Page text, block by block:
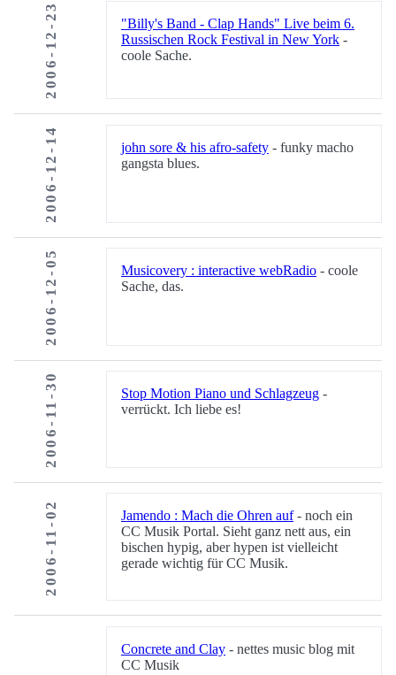
2006-12-23
"Billy's Band - Clap Hands" Live beim 6.
Russischen Rock Festival in New York -
coole Sache.
2006-12-14 john sore & his afro-safety - funky macho
gangsta blues.
2006-12-05 Musicovery : interactive webRadio - coole
Sache, das.
2006-11-30 Stop Motion Piano und Schlagzeug -
verrückt. Ich liebe es!
2006-11-02 Jamendo : Mach die Ohren auf- noch ein
CC Musik Portal. Sieht ganz nett aus, ein
bischen hypig, aber hypen ist vielleicht
gerade wichtig für CC Musik.
Concrete and Clay - nettes music blog mit
CC Musik